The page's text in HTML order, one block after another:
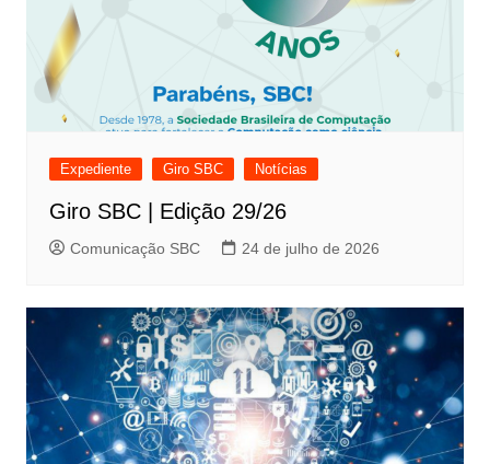
Expediente Giro SBC Notícias
Giro SBC | Edição 29/26
Comunicação SBC 24 de julho de 2026